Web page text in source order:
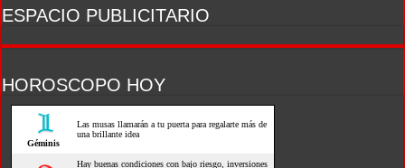
ESPACIO PUBLICITARIO
HOROSCOPO HOY